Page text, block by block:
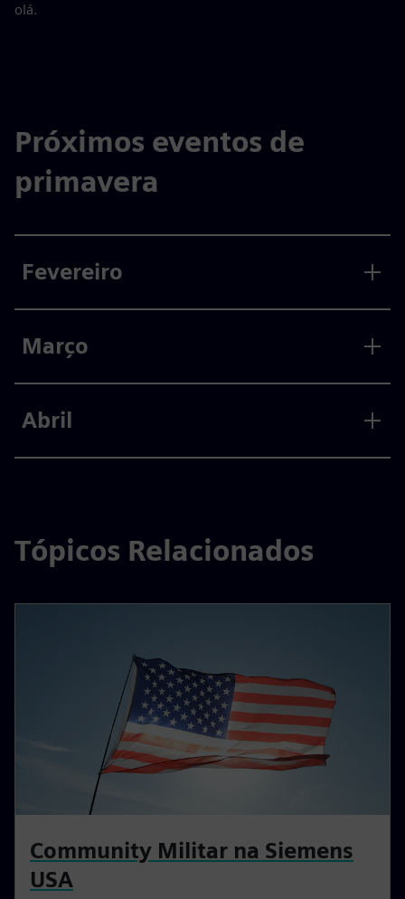
olá.
Próximos eventos de
primavera
Fevereiro
Março
Abril
Tópicos Relacionados
Community Militar na Siemens
USA